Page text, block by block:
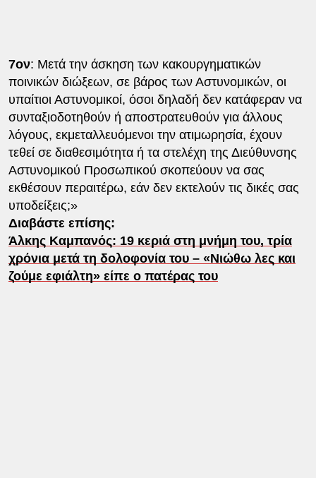
7ον: Μετά την άσκηση των κακουργηματικών
ποινικών διώξεων, σε βάρος των Αστυνομικών, οι
υπαίτιοι Αστυνομικοί, όσοι δηλαδή δεν κατάφεραν να
συνταξιοδοτηθούν ή αποστρατευθούν για άλλους
λόγους, εκμεταλλευόμενοι την ατιμωρησία, έχουν
τεθεί σε διαθεσιμότητα ή τα στελέχη της Διεύθυνσης
Αστυνομικού Προσωπικού σκοπεύουν να σας
εκθέσουν περαιτέρω, εάν δεν εκτελούν τις δικές σας
υποδείξεις;»
Διαβάστε επίσης:
Άλκης Καμπανός: 19 κεριά στη μνήμη του, τρία
χρόνια μετά τη δολοφονία του – «Νιώθω λες και
ζούμε εφιάλτη» είπε ο πατέρας του